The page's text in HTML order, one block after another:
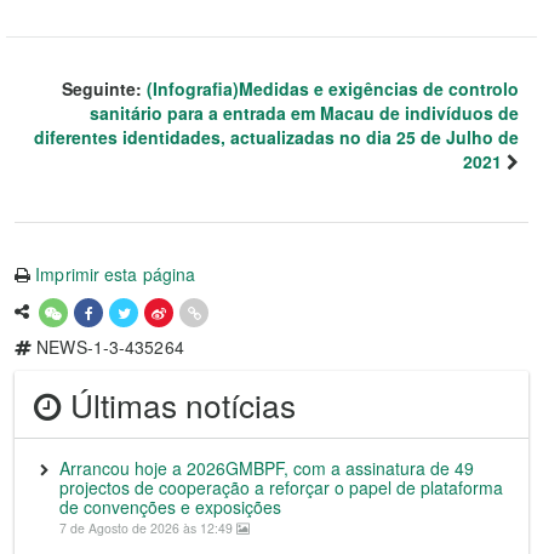
Seguinte: (Infografia)Medidas e exigências de controlo
sanitário para a entrada em Macau de indivíduos de
diferentes identidades, actualizadas no dia 25 de Julho de
2021
Imprimir esta página
NEWS-1-3-435264
Últimas notícias
Arrancou hoje a 2026GMBPF, com a assinatura de 49
projectos de cooperação a reforçar o papel de plataforma
de convenções e exposições
7 de Agosto de 2026 às 12:49